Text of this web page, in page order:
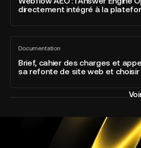
catégorie
Developer
of
the
directement intégré à la
l’Answer
intégré
plateforme
Documentation
Tout
voir
Brief, cahier des charges et
sa refonte de site web et choisir
Brief,
cahier
des
charges